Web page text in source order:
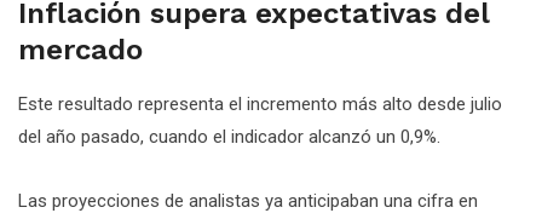
Inflación supera expectativas del
mercado
Este resultado representa el incremento más alto desde julio
del año pasado, cuando el indicador alcanzó un 0,9%.
Las proyecciones de analistas ya anticipaban una cifra en